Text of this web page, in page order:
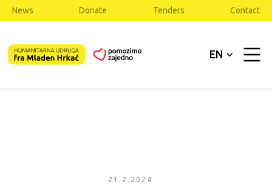
News Donate Tenders Contact
EN
21.2.2024